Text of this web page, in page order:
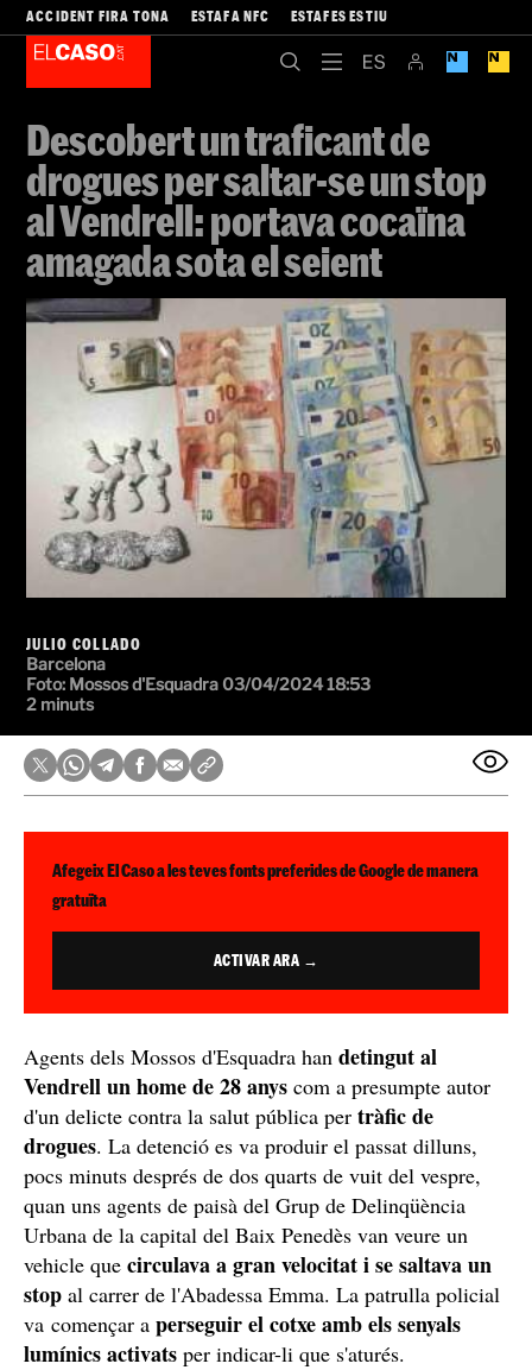
ACCIDENT FIRA TONA ESTAFA NFC ESTAFES ESTIU
Descobert un traficant de
drogues per saltar-se un stop
al Vendrell: portava cocaïna
amagada sota el seient
JULIO COLLADO
Barcelona
Foto: Mossos d'Esquadra 03/04/2024 18:53
2 minuts
Afegeix El Caso a les teves fonts preferides de Google de manera
gratuïta
ACTIVAR ARA →
Agents dels Mossos d'Esquadra han detingut al
Vendrell un home de 28 anys com a presumpte autor
d'un delicte contra la salut pública per tràfic de
drogues. La detenció es va produir el passat dilluns,
pocs minuts després de dos quarts de vuit del vespre,
quan uns agents de paisà del Grup de Delinqüència
Urbana de la capital del Baix Penedès van veure un
vehicle que circulava a gran velocitat i se saltava un
stop al carrer de l'Abadessa Emma. La patrulla policial
va començar a perseguir el cotxe amb els senyals
lumínics activats per indicar-li que s'aturés.